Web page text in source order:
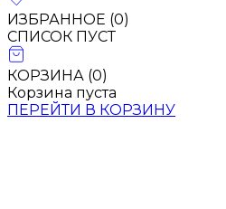
ИЗБРАННОЕ (0)
СПИСОК ПУСТ
КОРЗИНА (0)
Корзина пуста
ПЕРЕЙТИ В КОРЗИНУ